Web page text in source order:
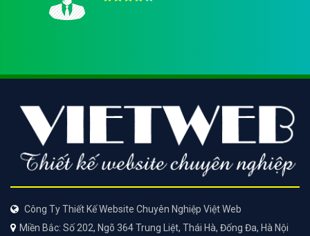
Công Ty Thiết Kế Website Chuyên Nghiệp Việt Web
Miền Bắc: Số 202, Ngõ 364 Trung Liệt, Thái Hà, Đống Đa, Hà Nội